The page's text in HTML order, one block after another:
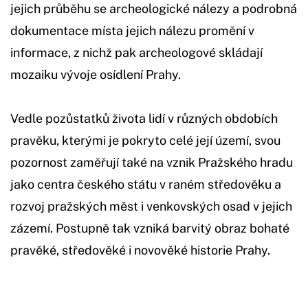
jejich průběhu se archeologické nálezy a podrobná
dokumentace místa jejich nálezu promění v
informace, z nichž pak archeologové skládají
mozaiku vývoje osídlení Prahy.
Vedle pozůstatků života lidí v různých obdobích
pravěku, kterými je pokryto celé její území, svou
pozornost zaměřují také na vznik Pražského hradu
jako centra českého státu v raném středověku a
rozvoj pražských měst i venkovských osad v jejich
zázemí. Postupně tak vzniká barvitý obraz bohaté
pravěké, středověké i novověké historie Prahy.